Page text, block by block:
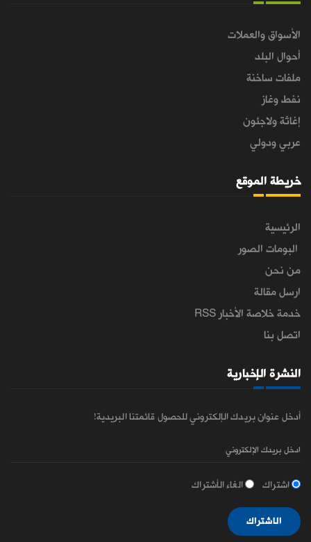
الأسواق والعملات
أحوال البلد
ملفات ساخنة
نفط وغاز
إغاثة ولاجئون
عربي ودولي
خريطة الموقع
الرئيسية
البومات الصور
من نحن
ارسل مقالة
خدمة خلاصة الأخبار RSS
اتصل بنا
النشرة الإخبارية
أدخل عنوان بريدك الإلكتروني للحصول قائمتنا البريدية!
اشتراك الغاء الأشتراك
الاشتراك